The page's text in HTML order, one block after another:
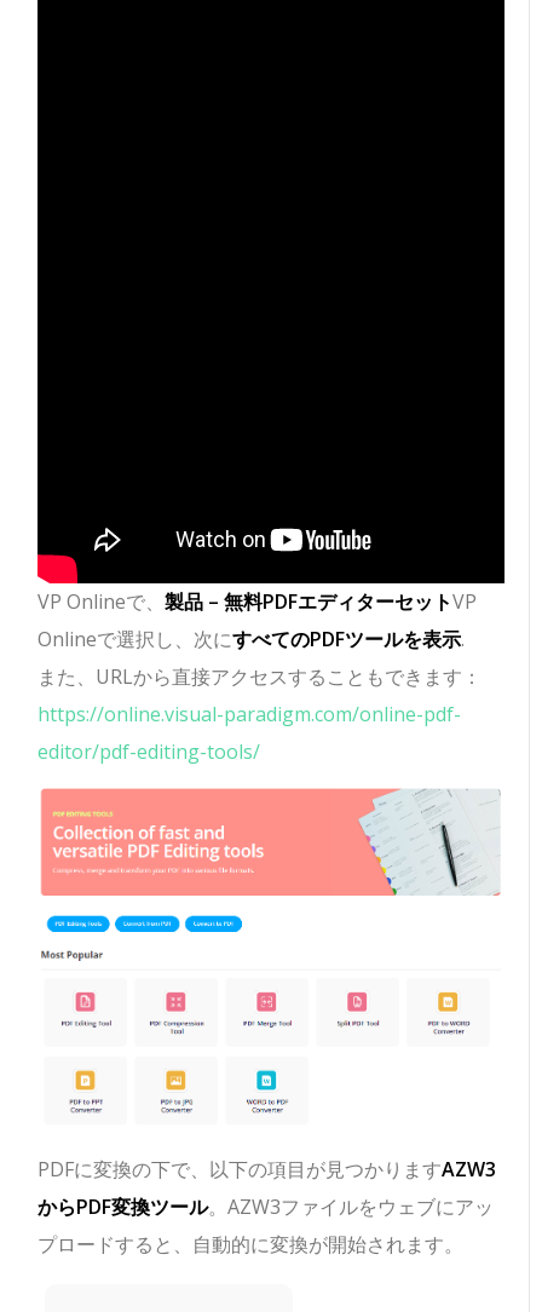
VP Onlineで、製品 – 無料PDFエディターセットVP
Onlineで選択し、次にすべてのPDFツールを表示.
また、URLから直接アクセスすることもできます：
https://online.visual-paradigm.com/online-pdf-
editor/pdf-editing-tools/
PDFに変換の下で、以下の項目が見つかりますAZW3
からPDF変換ツール。AZW3ファイルをウェブにアッ
プロードすると、自動的に変換が開始されます。